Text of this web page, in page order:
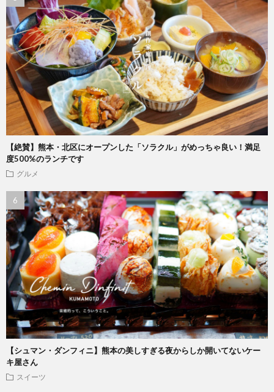
【絶賛】熊本・北区にオープンした「ソラクル」がめっちゃ良い！満足
度500%のランチです
グルメ
【シュマン・ダンフィニ】熊本の美しすぎる夜からしか開いてないケー
キ屋さん
スイーツ